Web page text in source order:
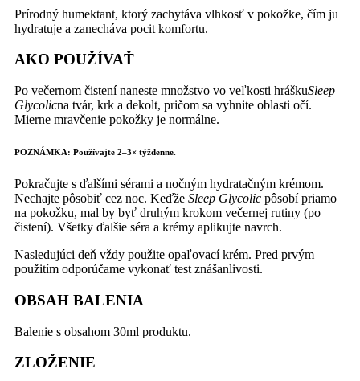
Prírodný humektant, ktorý zachytáva vlhkosť v pokožke, čím ju
hydratuje a zanecháva pocit komfortu.
AKO POUŽÍVAŤ
Po večernom čistení naneste množstvo vo veľkosti hráškuSleep
Glycolicna tvár, krk a dekolt, pričom sa vyhnite oblasti očí.
Mierne mravčenie pokožky je normálne.
POZNÁMKA: Používajte 2–3× týždenne.
Pokračujte s ďalšími sérami a nočným hydratačným krémom.
Nechajte pôsobiť cez noc. Keďže Sleep Glycolic pôsobí priamo
na pokožku, mal by byť druhým krokom večernej rutiny (po
čistení). Všetky ďalšie séra a krémy aplikujte navrch.
Nasledujúci deň vždy použite opaľovací krém. Pred prvým
použitím odporúčame vykonať test znášanlivosti.
OBSAH BALENIA
Balenie s obsahom 30ml produktu.
ZLOŽENIE